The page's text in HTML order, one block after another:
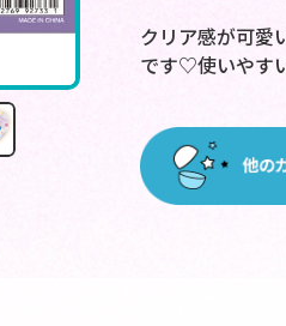
クリア感が可愛
です♡使いやす